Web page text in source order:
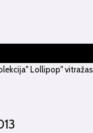
Lollipop" vitražas